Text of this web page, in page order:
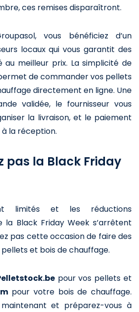
ces remises disparaîtront.
vous bénéficiez d’un
locaux qui vous garantit des
au meilleur prix. La simplicité de
de commander vos pellets
directement en ligne. Une
validée, le fournisseur vous
la livraison, et le paiement
la réception.
pas la Black Friday
limités et les réductions
la Black Friday Week s’arrêtent
pas cette occasion de faire des
et bois de chauffage.
pour vos pellets et
pour votre bois de chauffage.
et préparez-vous à